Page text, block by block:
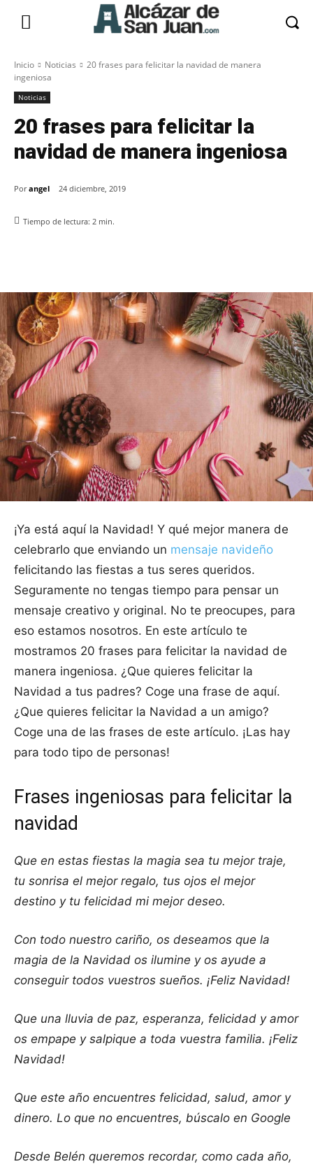
Inicio Noticias
20 frases para felicitar la navidad de manera
ingeniosa
Noticias
20 frases para felicitar la
navidad de manera ingeniosa
Por angel 24 diciembre, 2019
Tiempo de lectura: 2 min.
¡Ya está aquí la Navidad! Y qué mejor manera de
celebrarlo que enviando un mensaje navideño
felicitando las fiestas a tus seres queridos.
Seguramente no tengas tiempo para pensar un
mensaje creativo y original. No te preocupes, para
eso estamos nosotros. En este artículo te
mostramos 20 frases para felicitar la navidad de
manera ingeniosa. ¿Que quieres felicitar la
Navidad a tus padres? Coge una frase de aquí.
¿Que quieres felicitar la Navidad a un amigo?
Coge una de las frases de este artículo. ¡Las hay
para todo tipo de personas!
Frases ingeniosas para felicitar la
navidad
Que en estas fiestas la magia sea tu mejor traje,
tu sonrisa el mejor regalo, tus ojos el mejor
destino y tu felicidad mi mejor deseo.
Con todo nuestro cariño, os deseamos que la
magia de la Navidad os ilumine y os ayude a
conseguir todos vuestros sueños. ¡Feliz Navidad!
Que una lluvia de paz, esperanza, felicidad y amor
os empape y salpique a toda vuestra familia. ¡Feliz
Navidad!
Que este año encuentres felicidad, salud, amor y
dinero. Lo que no encuentres, búscalo en Google
Desde Belén queremos recordar, como cada año,